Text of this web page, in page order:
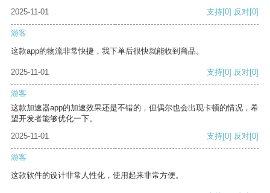
2025-11-01
支持[0] 反对[0]
游客
这款app的物流非常快捷，我下单后很快就能收到商品。
2025-11-01 支持[0] 反对[0]
游客
这款加速器app的加速效果还是不错的，但偶尔也会出现卡顿的情况，希
望开发者能够优化一下。
2025-11-01
支持[0] 反对[0]
游客
这款软件的设计非常人性化，使用起来非常方便。